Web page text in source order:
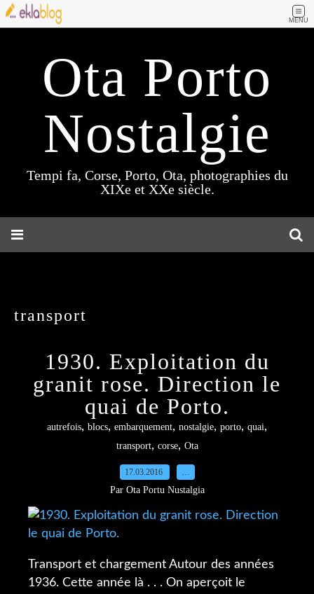
MENU
Ota Porto
Nostalgie
Tempi fa, Corse, Porto, Ota, photographies du
XIXe et XXe siècle.
transport
1930. Exploitation du
granit rose. Direction le
quai de Porto.
autrefois, blocs, embarquement, nostalgie, porto, quai,
transport, corse, Ota
17.03.2016 …
Par Ota Portu Nustalgia
Transport et chargement Autour des années
1936. Cette année là . . . On aperçoit le